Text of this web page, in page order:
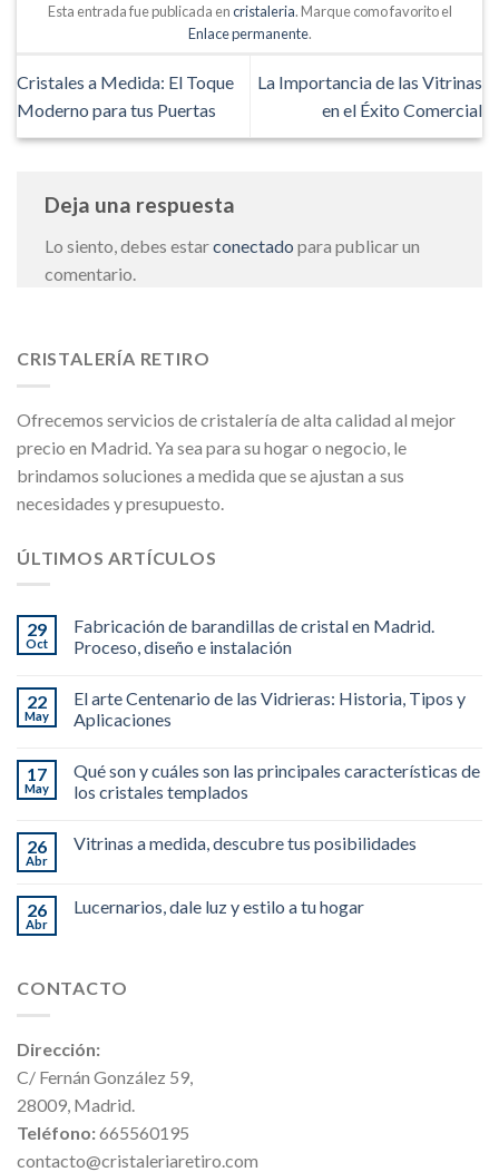
Esta entrada fue publicada encristaleria. Marque como favorito el
Enlace permanente.
Cristales a Medida: El Toque
Moderno para tus Puertas
La Importancia de las Vitrinas
en el Éxito Comercial
Deja una respuesta
Lo siento, debes estarconectado para publicar un
comentario.
CRISTALERÍA RETIRO
Ofrecemos servicios de cristalería de alta calidad al mejor
precio en Madrid. Ya sea para su hogar o negocio, le
brindamos soluciones a medida que se ajustan a sus
necesidades y presupuesto.
ÚLTIMOS ARTÍCULOS
29
Oct
Fabricación de barandillas de cristal en Madrid.
Proceso, diseño e instalación
22
May
El arte Centenario de las Vidrieras: Historia, Tipos y
Aplicaciones
17
May
Qué son y cuáles son las principales características de
los cristales templados
26
Abr
Vitrinas a medida, descubre tus posibilidades
26
Abr
Lucernarios, dale luz y estilo a tu hogar
CONTACTO
Dirección:
C/ Fernán González 59,
28009, Madrid.
Teléfono:665560195
contacto@cristaleriaretiro.com